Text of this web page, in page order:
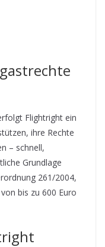
Flightright ein
ihre Rechte
– schnell,
Grundlage
261/2004,
bis zu 600 Euro